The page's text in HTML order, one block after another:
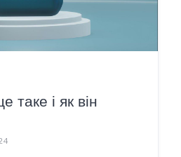
таке і як він